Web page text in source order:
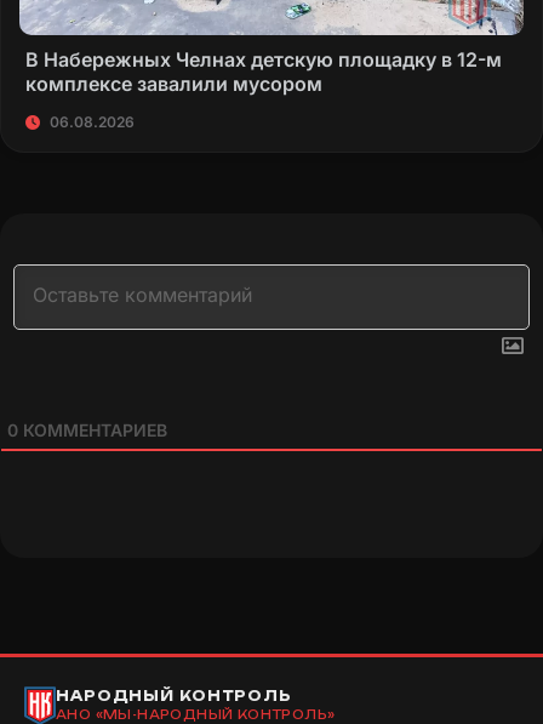
В Набережных Челнах детскую площадку в 12-м
комплексе завалили мусором
06.08.2026
0 КОММЕНТАРИЕВ
НАРОДНЫЙ КОНТРОЛЬ
АНО «МЫ-НАРОДНЫЙ КОНТРОЛЬ»